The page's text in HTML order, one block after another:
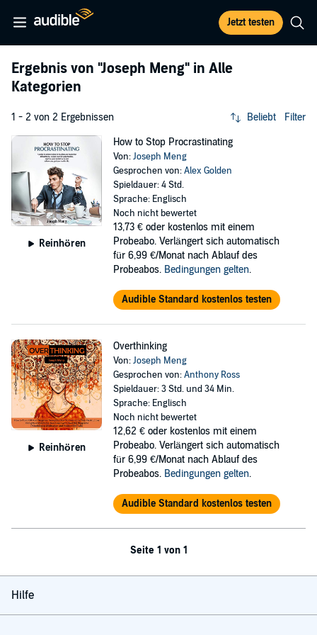
Jetzt testen
Ergebnis von "Joseph Meng" in Alle
Kategorien
1 - 2 von 2 Ergebnissen Beliebt Filter
Reinhören
How to Stop Procrastinating
Von:Joseph Meng
Gesprochen von:Alex Golden
Spieldauer: 4 Std.
Sprache: Englisch
Noch nicht bewertet
13,73 € oder kostenlos mit einem
Probeabo. Verlängert sich automatisch
für 6,99 €/Monat nach Ablauf des
Probeabos. Bedingungen gelten.
Audible Standard kostenlos testen
Reinhören
Overthinking
Von:Joseph Meng
Gesprochen von:Anthony Ross
Spieldauer: 3 Std. und 34 Min.
Sprache: Englisch
Noch nicht bewertet
12,62 € oder kostenlos mit einem
Probeabo. Verlängert sich automatisch
für 6,99 €/Monat nach Ablauf des
Probeabos. Bedingungen gelten.
Audible Standard kostenlos testen
Seite 1 von 1
Hilfe